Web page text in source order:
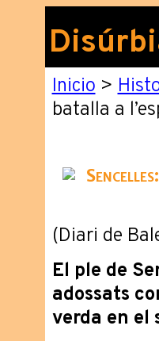
Inicio>
batalla a
(Diari de
El ple de
adossats
verda en el